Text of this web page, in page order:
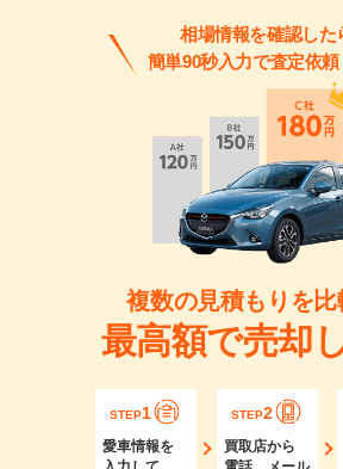
相場情報を確認した
簡単90秒入力で査定依頼
複数の見積もりを比
最高額で売却
STEP1
愛車情報を
STEP2
買取店から